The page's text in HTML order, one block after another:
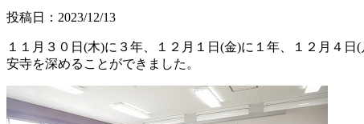
投稿日：2023/12/13
１１月３０日(木)に３年、１２月１日(金)に１年、１２月４
安寺を深めることができました。